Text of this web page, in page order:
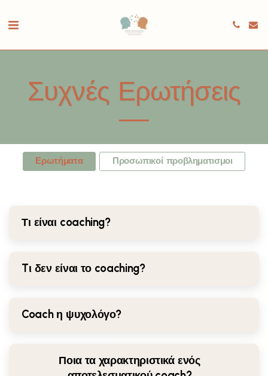
Συχνές Ερωτήσεις
Ερωτήματα Προσωπικοί προβληματισμοι
Τι είναι coaching?
Tι δεν είναι το coaching?
Coach η ψυχολόγο?
Ποια τα χαρακτηριστικά ενός